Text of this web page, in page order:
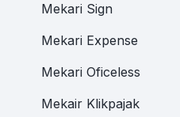
Mekari Sign
Mekari Expense
Mekari Oficeless
Mekair Klikpajak